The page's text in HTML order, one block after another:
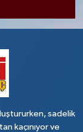
sadelik
kaçınıyor ve